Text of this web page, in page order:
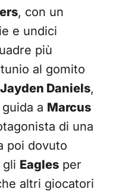
, con un
e undici
più
al gomito
Jayden Daniels,
a Marcus
di una
poi dovuto
gli Eagles per
altri giocatori